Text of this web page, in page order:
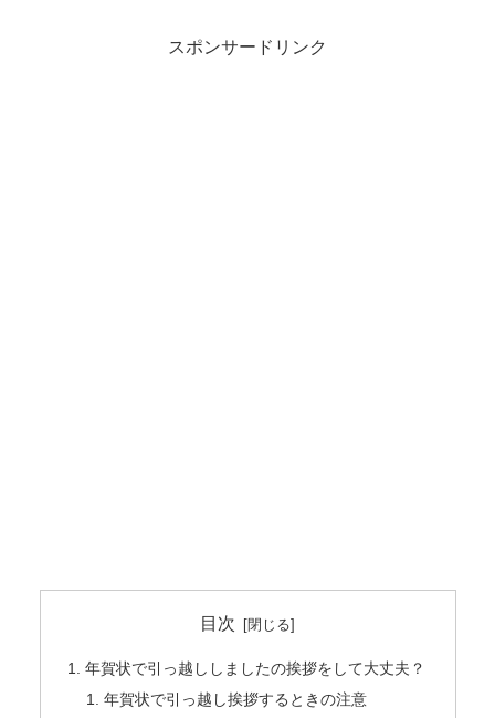
スポンサードリンク
目次
年賀状で引っ越ししましたの挨拶をして大丈夫？
年賀状で引っ越し挨拶するときの注意